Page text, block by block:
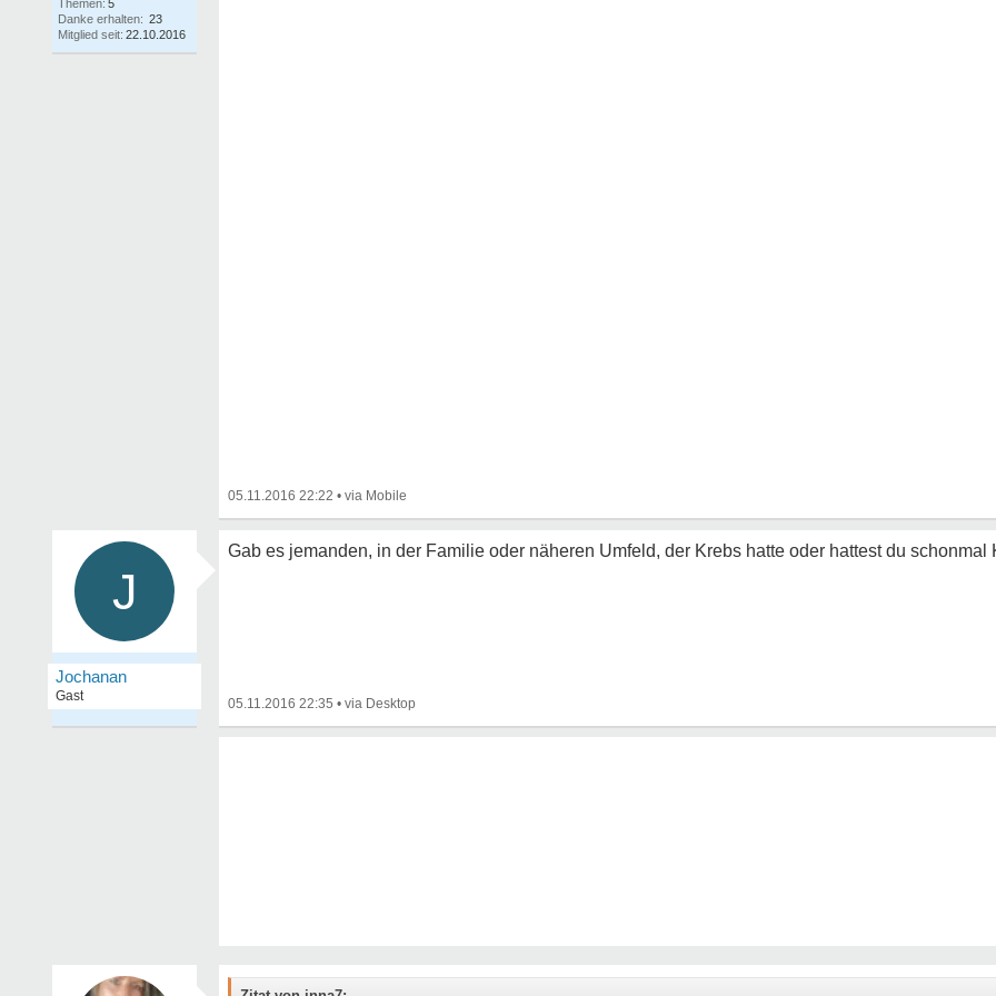
Themen: 5
Danke erhalten: 23
Mitglied seit: 22.10.2016
05.11.2016 22:22 •
J
Jochanan
Gast
Gab es jemanden, in der Familie oder näheren Umfeld, der Krebs hatte oder hattest du schonmal
05.11.2016 22:35 •